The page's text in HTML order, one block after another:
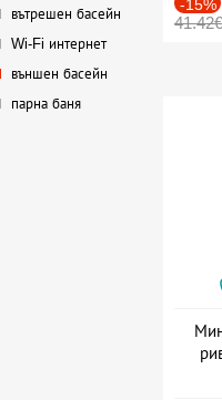
вътрешен басейн
Wi-Fi интернет
външен басейн
парна баня
-15%
41.42€